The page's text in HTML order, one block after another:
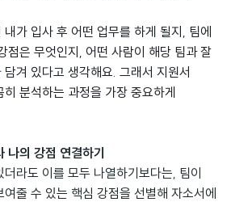
가 입사 후 어떤 업무를 하게 될지, 팀에
점은 무엇인지, 어떤 사람이 해당 팀과 잘
겨 있다고 생각해요. 그래서 지원서
분석하는 과정을 가장 중요하게
나의 강점 연결하기
라도 이를 모두 나열하기보다는, 팀이
줄 수 있는 핵심 강점을 선별해 자소서에